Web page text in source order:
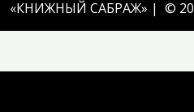
«КНИЖНЫЙ САБРАЖ» | ©